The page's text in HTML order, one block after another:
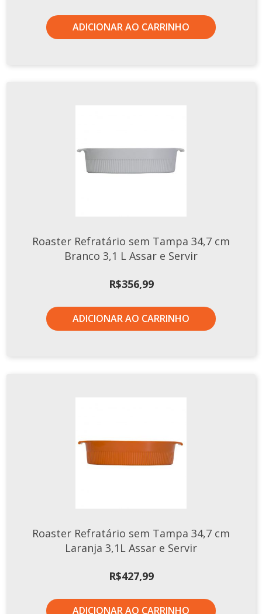
ADICIONAR AO CARRINHO
Roaster Refratário sem Tampa 34,7 cm
Branco 3,1 L Assar e Servir
R$356,99
ADICIONAR AO CARRINHO
Roaster Refratário sem Tampa 34,7 cm
Laranja 3,1L Assar e Servir
R$427,99
ADICIONAR AO CARRINHO